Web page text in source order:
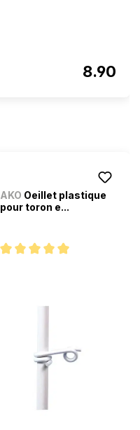
8.90
AKO Oeillet plastique
pour toron e...